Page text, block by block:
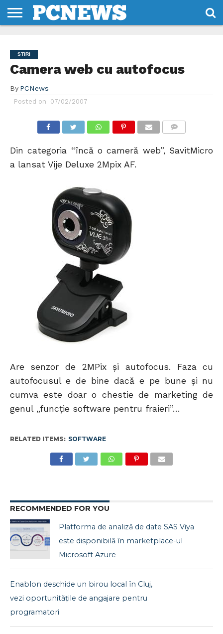
NOI
SI
CONDITII
STIRI
Camera web cu autofocus
By PCNews
Posted on 07/02/2007
Din categoria “încă o cameră web”, SavitMicro
a lansat Vije Deluxe 2Mpix AF.
Are senzor de 2MPix şi autofocus. Faza cu
autofocusul e de bine dacă e pe bune şi nu
cumva este doar o chestie de marketing de
genul „funcţie software pentru fraieri”…
RELATED ITEMS: SOFTWARE
RECOMMENDED FOR YOU
Platforma de analiză de date SAS Viya
este disponibilă în marketplace-ul
Microsoft Azure
Enablon deschide un birou local în Cluj,
vezi oportunitățile de angajare pentru
programatori